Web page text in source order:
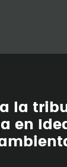
a la trib
a en Ide
mbient